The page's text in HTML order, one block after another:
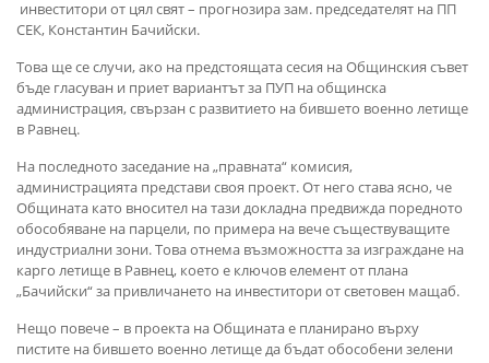
инвеститори от цял свят – прогнозира зам. председателят на ПП
СЕК, Константин Бачийски.
Това ще се случи, ако на предстоящата сесия на Общинския съвет
бъде гласуван и приет вариантът за ПУП на общинска
администрация, свързан с развитието на бившето военно летище
в Равнец.
На последното заседание на „правната“ комисия,
администрацията представи своя проект. От него става ясно, че
Общината като вносител на тази докладна предвижда поредното
обособяване на парцели, по примера на вече съществуващите
индустриални зони. Това отнема възможността за изграждане на
карго летище в Равнец, което е ключов елемент от плана
„Бачийски“ за привличането на инвеститори от световен мащаб.
Нещо повече – в проекта на Общината е планирано върху
пистите на бившето военно летище да бъдат обособени зелени